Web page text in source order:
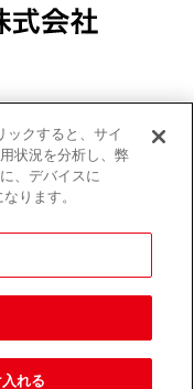
ー
ックすると、サイ
状況を分析し、弊
、デバイスに
ります。
れる